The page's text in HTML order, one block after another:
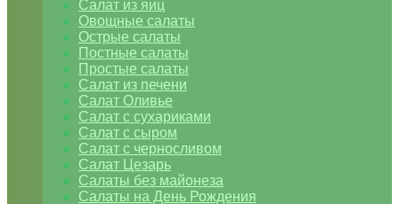
Салат из яиц
Овощные салаты
Острые салаты
Постные салаты
Простые салаты
Салат из печени
Салат Оливье
Салат с сухариками
Салат с сыром
Салат с черносливом
Салат Цезарь
Салаты без майонеза
Салаты на День Рождения